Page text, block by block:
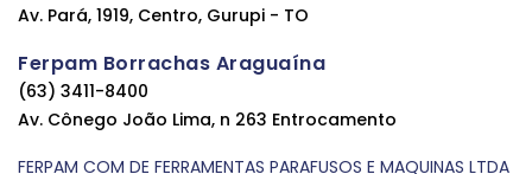
Av. Pará, 1919, Centro, Gurupi - TO
Ferpam Borrachas Araguaína
(63) 3411-8400
Av. Cônego João Lima, n 263 Entrocamento
FERPAM COM DE FERRAMENTAS PARAFUSOS E MAQUINAS LTDA